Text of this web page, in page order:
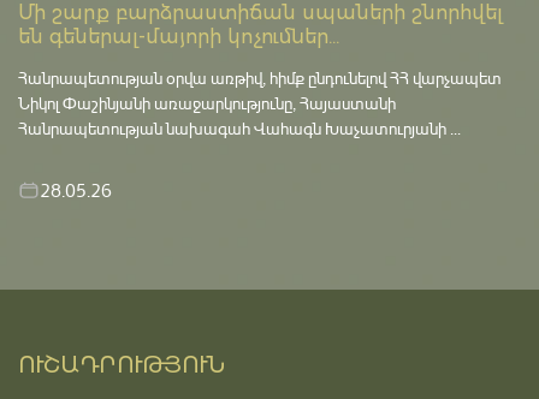
Մի շարք բարձրաստիճան սպաների շնորհվել
են գեներալ-մայորի կոչումներ...
Հանրապետության օրվա առթիվ, հիմք ընդունելով ՀՀ վարչապետ
Նիկոլ Փաշինյանի առաջարկությունը, Հայաստանի
Հանրապետության նախագահ Վահագն Խաչատուրյանի ...
28.05.26
ՈՒՇԱԴՐՈՒԹՅՈՒՆ